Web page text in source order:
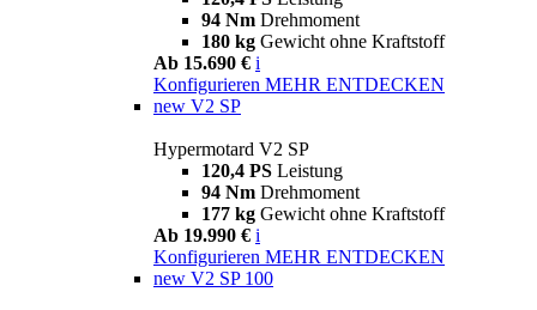
94 Nm Drehmoment
180 kg Gewicht ohne Kraftstoff
Ab 15.690 € i
Konfigurieren MEHR ENTDECKEN
new V2 SP
Hypermotard V2 SP
120,4 PS Leistung
94 Nm Drehmoment
177 kg Gewicht ohne Kraftstoff
Ab 19.990 € i
Konfigurieren MEHR ENTDECKEN
new V2 SP 100